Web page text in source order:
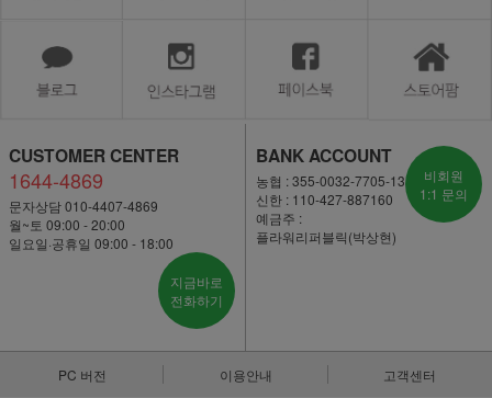
CUSTOMER CENTER
1644-4869
문자상담 010-4407-4869
월~토 09:00 - 20:00
일요일·공휴일 09:00 - 18:00
지금바로
전화하기
BANK ACCOUNT
농협 : 355-0032-7705-13
신한 : 110-427-887160
예금주 :
플라워리퍼블릭(박상현)
비회원
1:1 문의
PC 버전 이용안내 고객센터